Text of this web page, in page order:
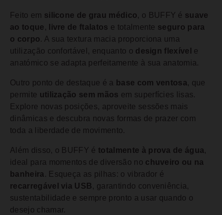
Feito em silicone de grau médico, o BUFFY é suave
ao toque , livre de ftalatos e totalmente seguro para
o corpo. A sua textura macia proporciona uma
utilização confortável, enquanto o design flexível
e
anatómico se adapta perfeitamente à sua anatomia.
Outro ponto de destaque é a base com ventosa, que
permite utilização sem mãos em superfícies lisas.
Explore novas posições, aproveite sessões mais
dinâmicas e descubra novas formas de prazer com
toda a liberdade de movimento.
Além disso, o BUFFY é totalmente à prova de água,
ideal para momentos de diversão no chuveiro ou na
banheira . Esqueça as pilhas: o vibrador é
recarregável via USB , garantindo conveniência,
sustentabilidade e sempre pronto a usar quando o
desejo chamar.